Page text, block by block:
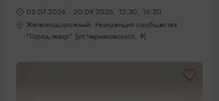
05.07.2026 - 20.09.2026, 12:30, 16:30
Железнодорожный, Резиденция сообщества
"Город-театр" (ул.Черняховского, 9)